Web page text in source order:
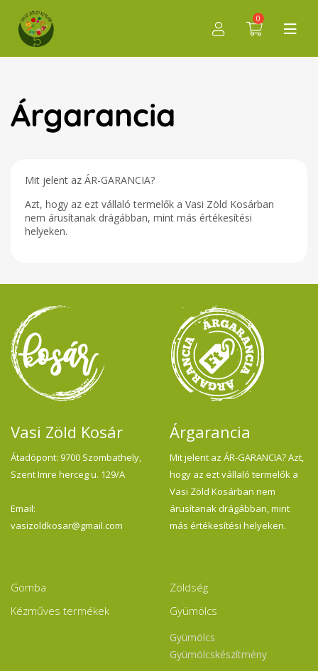
0
Árgarancia
Mit jelent az ÁR-GARANCIA?
Azt, hogy az ezt vállaló termelők a Vasi Zöld Kosárban
nem árusítanak drágábban, mint más értékesítési
helyeken.
Vasi Zöld Kosár
Átadópont: 9700 Szombathely,
Szent Imre herceg u. 129/A
Email:
vasizoldkosar@gmail.com
Árgarancia
Mit jelent az ÁR-GARANCIA? Azt,
hogy az ezt vállaló termelők a
Vasi Zöld Kosárban nem
árusítanak drágábban, mint
más értékesítési helyeken.
Gomba
Kézműves termékek
Zöldség
Gyümölcs
Gyümölcs
Gyümölcskészítmény